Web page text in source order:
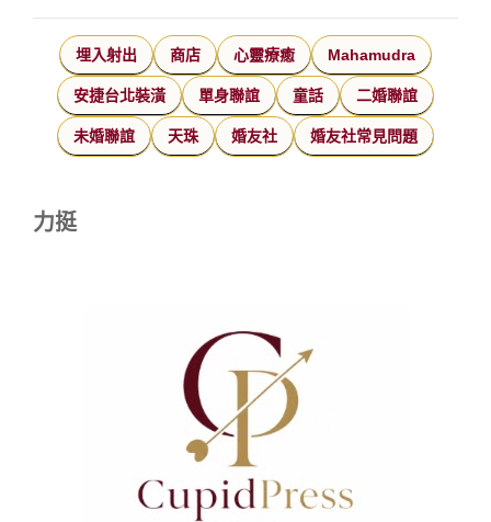
埋入射出 商店 心靈療癒 Mahamudra
安捷台北裝潢 單身聯誼 童話 二婚聯誼
未婚聯誼 天珠 婚友社 婚友社常見問題
力挺